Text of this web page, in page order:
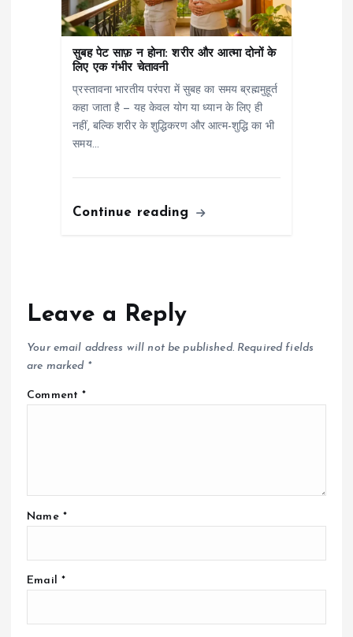
सुबह पेट साफ़ न होना: शरीर और आत्मा दोनों के
लिए एक गंभीर चेतावनी
प्रस्तावना भारतीय परंपरा में सुबह का समय ब्रह्ममुहूर्त
कहा जाता है — यह केवल योग या ध्यान के लिए ही
नहीं, बल्कि शरीर के शुद्धिकरण और आत्म-शुद्धि का भी
समय…
Continue reading
Leave a Reply
Your email address will not be published. Required fields
are marked *
Comment*
Name *
Email *